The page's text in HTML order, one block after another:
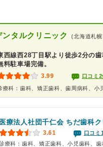
ンタルクリニック (北海道札
西線西28丁目駅より徒歩2分の
料駐車場完備。
3.99 口コミ2
療科：歯科、矯正歯科、歯周病科、小
医療法人社団千仁会 ちだ歯科ク
3.61
口コミ
療科：歯科、矯正歯科、小児歯科、歯